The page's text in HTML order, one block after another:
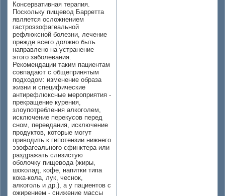
Консервативная терапия.
Поскольку пищевод Барретта
является осложнением
гастроэзофагеальной
рефлюксной болезни, лечение
прежде всего должно быть
направлено на устранение
этого заболевания.
Рекомендации таким пациентам
совпадают с общепринятым
подходом: изменение образа
жизни и специфические
антирефлюксные мероприятия -
прекращение курения,
злоупотребления алкоголем,
исключение перекусов перед
сном, переедания, исключение
продуктов, которые могут
приводить к гипотензии нижнего
эзофагеального сфинктера или
раздражать слизистую
оболочку пищевода (жиры,
шоколад, кофе, напитки типа
кока-кола, лук, чеснок,
алкоголь и др.), а у пациентов с
ожирением - снижение массы